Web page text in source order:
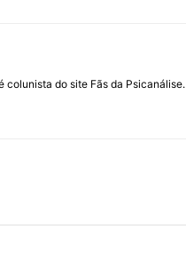
colunista do site Fãs da Psicanálise.